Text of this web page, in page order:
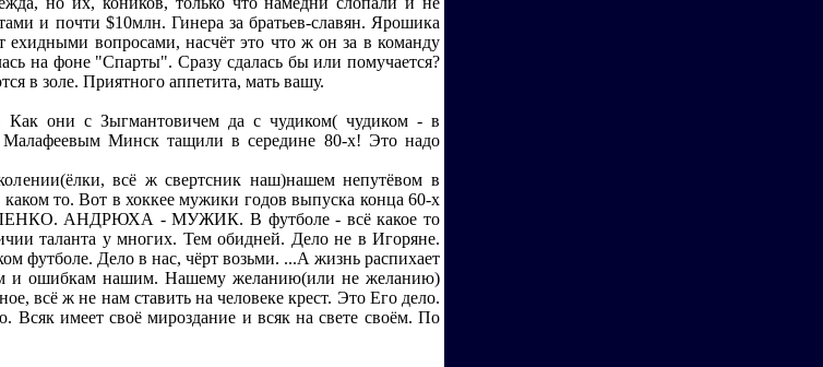
и почти $10млн. Гинера за братьев-славян. Ярошика
ехидными вопросами, насчёт это что ж он за в команду
на фоне "Спарты". Сразу сдалась бы или помучается?
в золе. Приятного аппетита, мать вашу.
Как они с Зыгмантовичем да с чудиком( чудиком - в
Малафеевым Минск тащили в середине 80-х! Это надо
всё ж свертсник наш)нашем непутёвом в
то. Вот в хоккее мужики годов выпуска конца 60-х
АНДРЮХА - МУЖИК. В футболе - всё какое то
таланта у многих. Тем обидней. Дело не в Игоряне.
футболе. Дело в нас, чёрт возьми. ...А жизнь распихает
и ошибкам нашим. Нашему желанию(или не желанию)
всё ж не нам ставить на человеке крест. Это Его дело.
Всяк имеет своё мироздание и всяк на свете своём. По